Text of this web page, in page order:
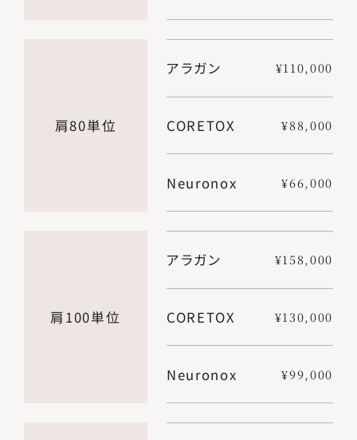
肩80単位
アラガン ¥110,000
CORETOX ¥88,000
Neuronox ¥66,000
肩100単位
アラガン ¥158,000
CORETOX ¥130,000
Neuronox ¥99,000